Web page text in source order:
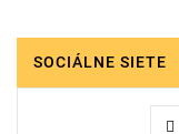
SOCIÁLNE SIETE